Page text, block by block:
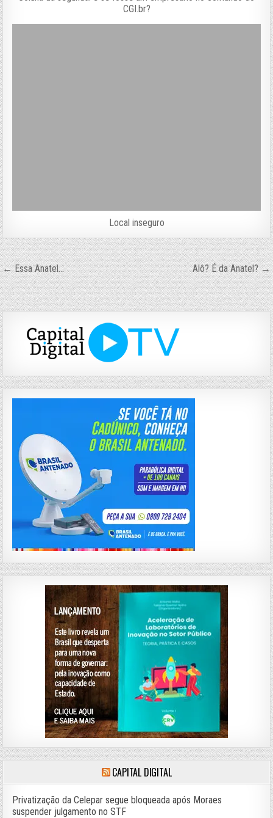
CGI.br?
Local inseguro
Navegação
de
Post
← Essa Anatel… Alô? É da Anatel? →
CAPITAL DIGITAL
Privatização da Celepar segue bloqueada após Moraes
suspender julgamento no STF